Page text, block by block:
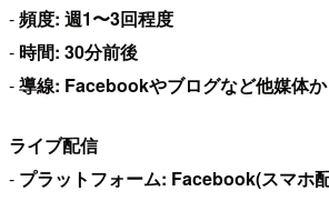
-頻度: 週1〜3回程度
- 時間: 30分前後
-導線: Facebookやブログなど他媒体
ライブ配信
- プラットフォーム: Facebook(スマホ